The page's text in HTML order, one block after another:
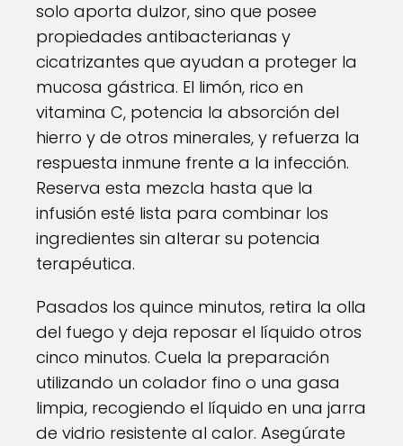
solo aporta dulzor, sino que posee
propiedades antibacterianas y
cicatrizantes que ayudan a proteger la
mucosa gástrica. El limón, rico en
vitamina C, potencia la absorción del
hierro y de otros minerales, y refuerza la
respuesta inmune frente a la infección.
Reserva esta mezcla hasta que la
infusión esté lista para combinar los
ingredientes sin alterar su potencia
terapéutica.
Pasados los quince minutos, retira la olla
del fuego y deja reposar el líquido otros
cinco minutos. Cuela la preparación
utilizando un colador fino o una gasa
limpia, recogiendo el líquido en una jarra
de vidrio resistente al calor. Asegúrate